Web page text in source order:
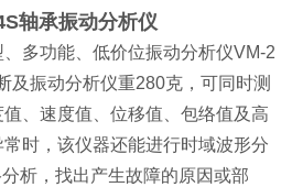
轴承振动分析仪
多功能、低价位振动分析仪VM-2
及振动分析仪重280克，可同时测
、速度值、位移值、包络值及高
时，该仪器还能进行时域波形分
析，找出产生故障的原因或部